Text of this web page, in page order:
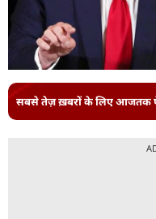
सबसे तेज़ ख़बरों के लिए आजतक